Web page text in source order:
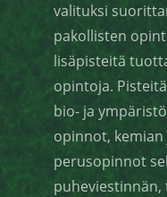
valituksi
pakollisten
lisäpisteitä
opintoja.
bio- ja
opinnot,
perusopinnot
puheviestinnän,